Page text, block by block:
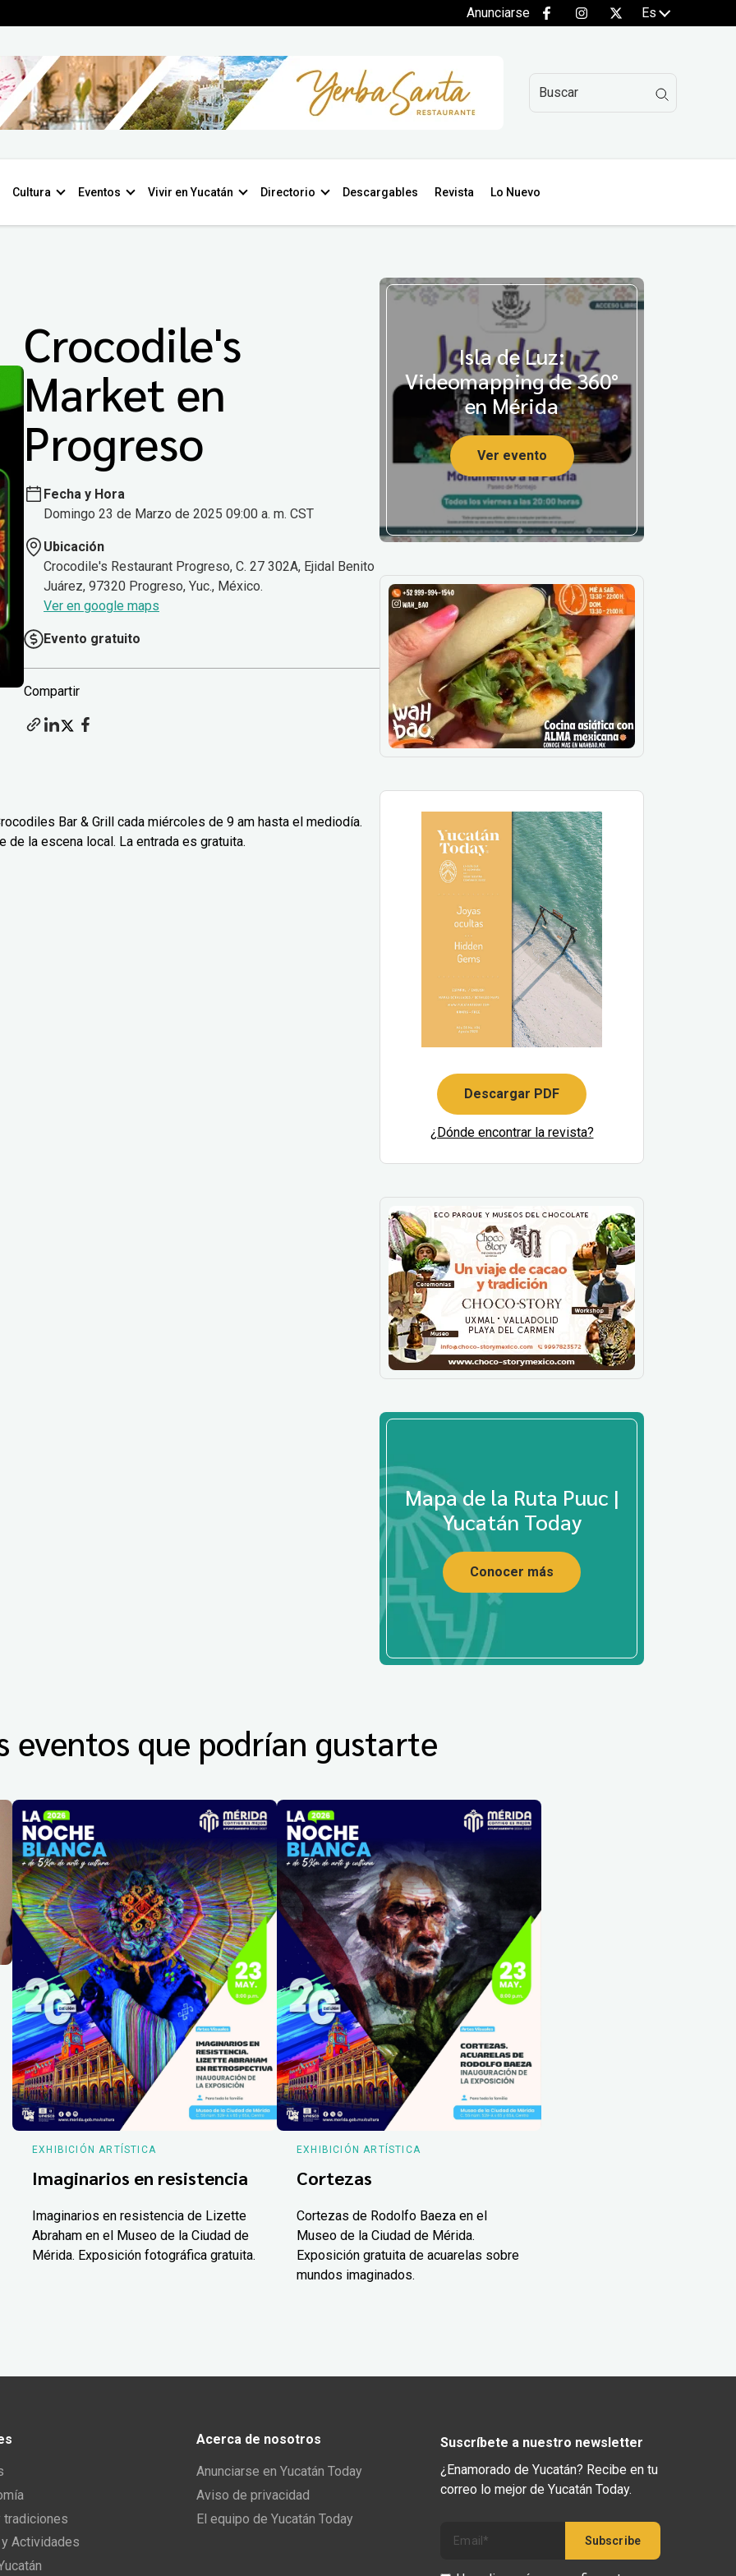
Anunciarse Es
Cultura Eventos Vivir en Yucatán Directorio Descargables Revista Lo Nuevo
Crocodile's
Market en
Progreso
Fecha y Hora
Domingo 23 de Marzo de 2025 09:00 a. m. CST
Ubicación
Crocodile's Restaurant Progreso, C. 27 302A, Ejidal Benito
Juárez, 97320 Progreso, Yuc., México.
Ver en google maps
Evento gratuito
Compartir
Bar & Grill cada miércoles de 9 am hasta el mediodía.
de la escena local. La entrada es gratuita.
Isla de Luz:
Videomapping de 360°
en Mérida
Ver evento
Descargar PDF
¿Dónde encontrar la revista?
Mapa de la Ruta Puuc |
Yucatán Today
Conocer más
eventos que podrían gustarte
EXHIBICIÓN ARTÍSTICA
Imaginarios en resistencia
Imaginarios en resistencia de Lizette
Abraham en el Museo de la Ciudad de
Mérida. Exposición fotográfica gratuita.
EXHIBICIÓN ARTÍSTICA
Cortezas
Cortezas de Rodolfo Baeza en el
Museo de la Ciudad de Mérida.
Exposición gratuita de acuarelas sobre
mundos imaginados.
tradiciones
Actividades
Acerca de nosotros
Anunciarse en Yucatán Today
Aviso de privacidad
El equipo de Yucatán Today
Suscríbete a nuestro newsletter
¿Enamorado de Yucatán? Recibe en tu
correo lo mejor de Yucatán Today.